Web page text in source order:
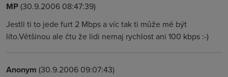
MP(30.9.2006 08:47:39)
Jestli ti to jede furt 2 Mbps a víc tak ti může mě být
líto.Většinou ale čtu že lidi nemaj rychlost ani 100 kbps :-)
Anonym (30.9.2006 09:07:43)